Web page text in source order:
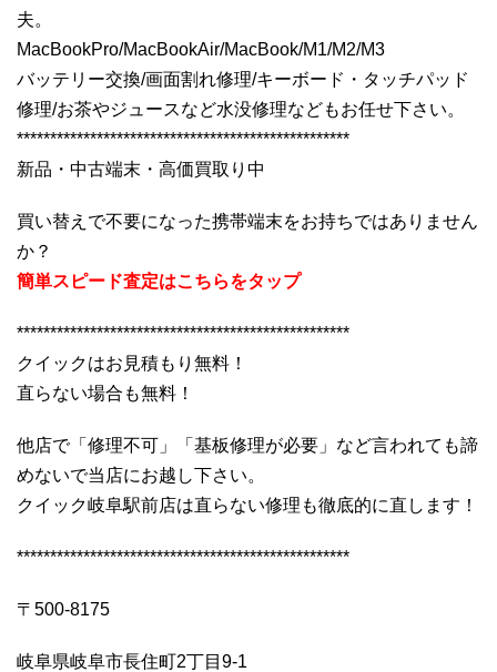
夫。
MacBookPro/MacBookAir/MacBook/M1/M2/M3
バッテリー交換/画面割れ修理/キーボード・タッチパッド
修理/お茶やジュースなど水没修理などもお任せ下さい。
**************************************************
新品・中古端末・高価買取り中
買い替えで不要になった携帯端末をお持ちではありません
か？
簡単スピード査定はこちらをタップ
**************************************************
クイックはお見積もり無料！
直らない場合も無料！
他店で「修理不可」「基板修理が必要」など言われても諦
めないで当店にお越し下さい。
クイック岐阜駅前店は直らない修理も徹底的に直します！
**************************************************
〒500-8175
岐阜県岐阜市長住町2丁目9-1